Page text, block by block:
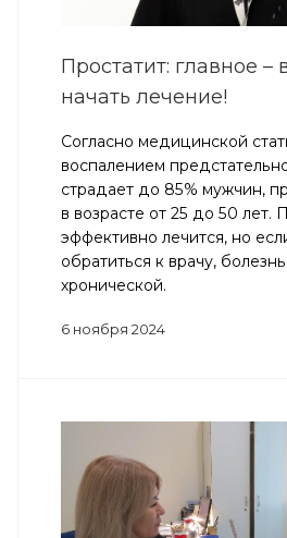
Простатит: главное –
начать лечение!
Согласно медицинской
воспалением
страдает до 85% мужчин,
в возрасте от 25 до 50 лет.
эффективно лечится, но
обратиться к врачу,
хронической.
6 ноября 2024